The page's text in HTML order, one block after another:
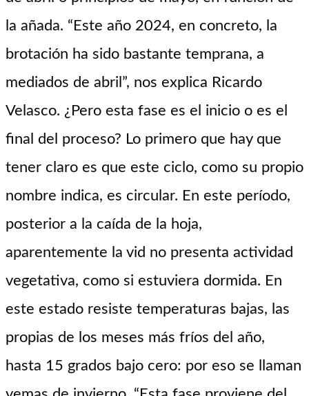
la añada. “Este año 2024, en concreto, la
brotación ha sido bastante temprana, a
mediados de abril”, nos explica Ricardo
Velasco. ¿Pero esta fase es el inicio o es el
final del proceso? Lo primero que hay que
tener claro es que este ciclo, como su propio
nombre indica, es circular. En este período,
posterior a la caída de la hoja,
aparentemente la vid no presenta actividad
vegetativa, como si estuviera dormida. En
este estado resiste temperaturas bajas, las
propias de los meses más fríos del año,
hasta 15 grados bajo cero: por eso se llaman